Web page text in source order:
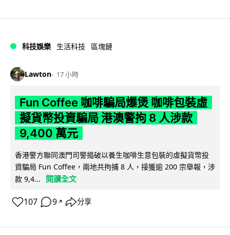
科技娛樂 生活科技 區塊鏈
Lawton 17 小時
Fun Coffee 咖啡騙局爆煲 咖啡包裝虛
擬貨幣投資騙局 港澳警拘 8 人涉款
9,400 萬元
香港警方聯同澳門司警搗破以養生咖啡生意包裝的虛擬貨幣投
資騙局 Fun Coffee，兩地共拘捕 8 人，接獲逾 200 宗舉報，涉
款 9,4...
閱讀全文
107 9 ↗ 分享